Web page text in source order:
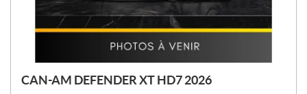
CAN-AM DEFENDER XT HD7 2026